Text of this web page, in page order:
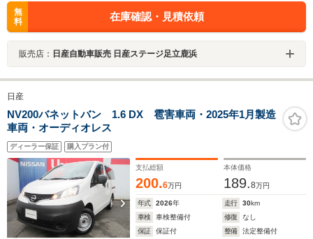
無
料
在庫確認・見積依頼
販売店： 日産自動車販売 日産ステージ足立鹿浜
日産
NV200バネットバン 1.6 DX 雹害車両・2025年1月製造
車両・オーディオレス
ディーラー保証 購入プラン付
支払総額
200.6万円
本体価格
189.8万円
年式 2026年 走行 30km
車検
車検整備付 修復
なし
保証
保証付 整備
法定整備付